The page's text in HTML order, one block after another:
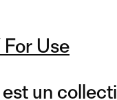
Use
un